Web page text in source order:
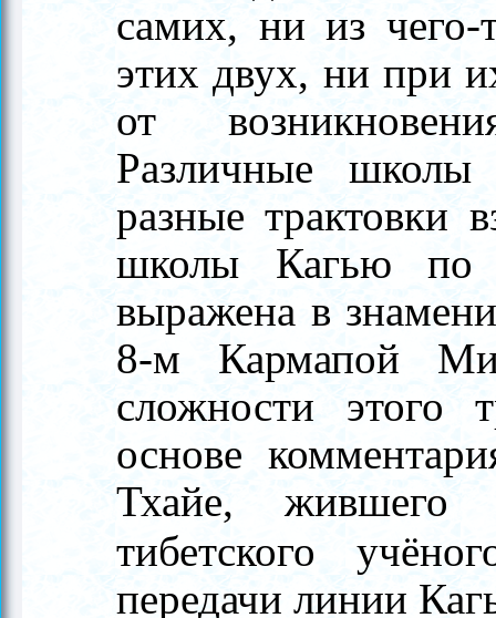
самих, ни из чего-
этих двух, ни при
от
Различные школы
разные трактовки
школы Кагью по
выражена в
8-м Кармапой
сложности этого
основе
Тхайе, жившего
тибетского
передачи линии